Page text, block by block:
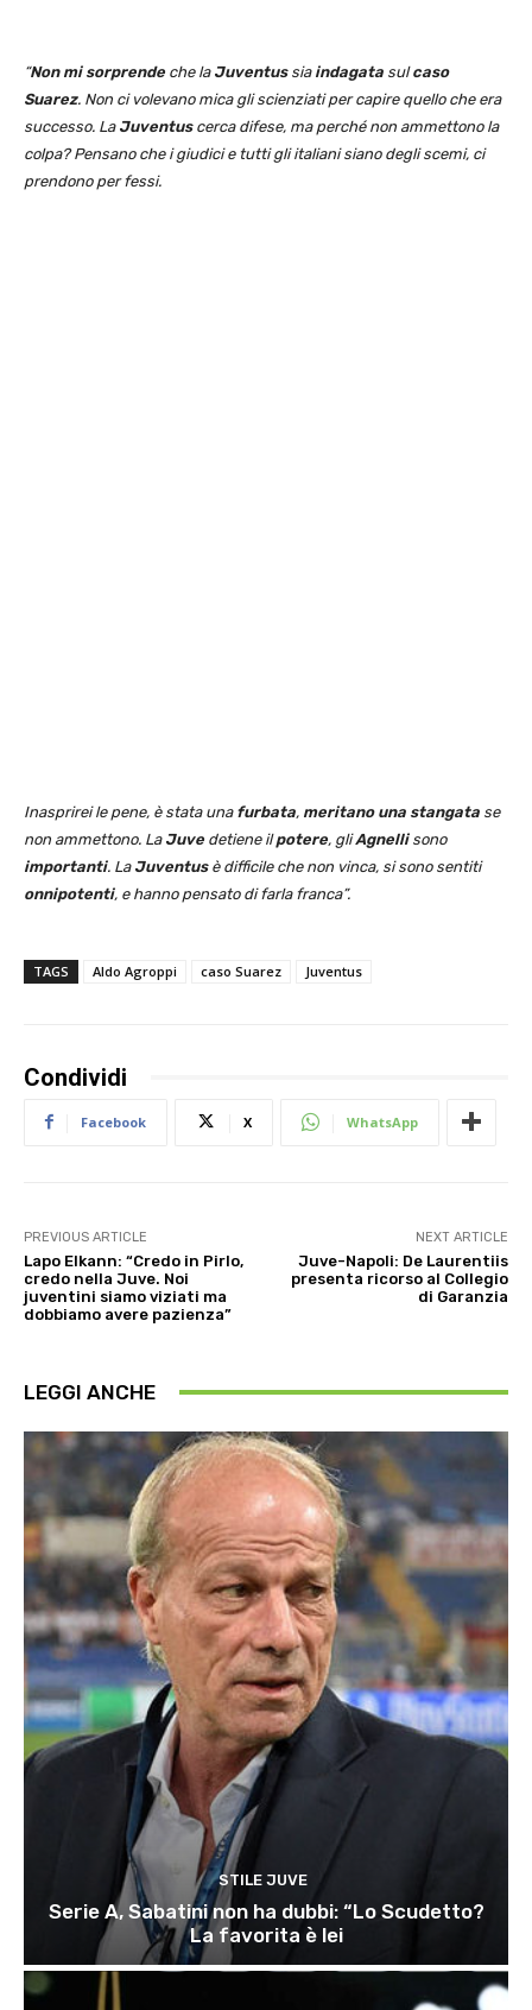
“Non mi sorprende che la Juventussia indagata sulcaso
Suarez. Non ci volevano mica gli scienziati per capire quello che era
successo. La Juventuscerca difese, ma perché non ammettono la
colpa? Pensano che i giudici e tutti gli italiani siano degli scemi, ci
prendono per fessi.
Inasprirei le pene, è stata una furbata, meritano una stangata se
non ammettono. La Juve detiene ilpotere, gliAgnellisono
importanti. La Juventusè difficile che non vinca, si sono sentiti
onnipotenti, e hanno pensato di farla franca”.
TAGS Aldo Agroppi caso Suarez Juventus
Condividi
Facebook X WhatsApp
PREVIOUS ARTICLE
Lapo Elkann: “Credo in Pirlo,
credo nella Juve. Noi
juventini siamo viziati ma
dobbiamo avere pazienza”
NEXT ARTICLE
Juve-Napoli: De Laurentiis
presenta ricorso al Collegio
di Garanzia
LEGGI ANCHE
STILE JUVE
Serie A, Sabatini non ha dubbi: “Lo Scudetto?
La favorita è lei